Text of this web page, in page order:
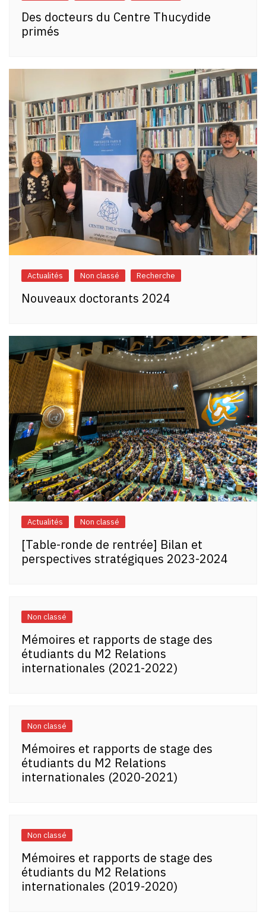
Des docteurs du Centre Thucydide
primés
Actualités Non classé Recherche
Nouveaux doctorants 2024
Actualités Non classé
[Table-ronde de rentrée] Bilan et
perspectives stratégiques 2023-2024
Non classé
Mémoires et rapports de stage des
étudiants du M2 Relations
internationales (2021-2022)
Non classé
Mémoires et rapports de stage des
étudiants du M2 Relations
internationales (2020-2021)
Non classé
Mémoires et rapports de stage des
étudiants du M2 Relations
internationales (2019-2020)